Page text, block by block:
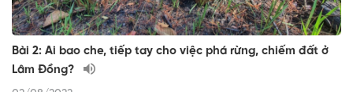
Bài 2: Ai bao che, tiếp tay cho việc phá rừng, chiếm đất ở
Lâm Đồng?